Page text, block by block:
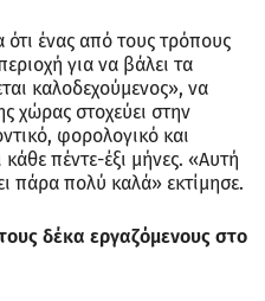
ένας από τους τρόπους
για να βάλει τα
καλοδεχούμενος», να
χώρας στοχεύει στην
φορολογικό και
πέντε-έξι μήνες. «Αυτή
πάρα πολύ καλά» εκτίμησε.
δέκα εργαζόμενους στο